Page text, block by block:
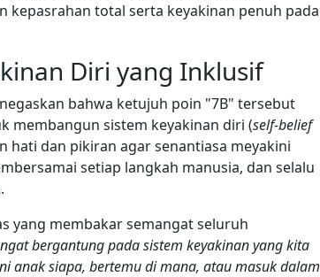
total serta keyakinan penuh pada
Diri yang Inklusif
bahwa ketujuh poin "7B" tersebut
membangun sistem keyakinan diri (self-belief
hati dan pikiran agar senantiasa meyakini
setiap langkah manusia, dan selalu
yang membakar semangat seluruh
bergantung pada sistem keyakinan yang kita
anak siapa, bertemu di mana, atau masuk dalam